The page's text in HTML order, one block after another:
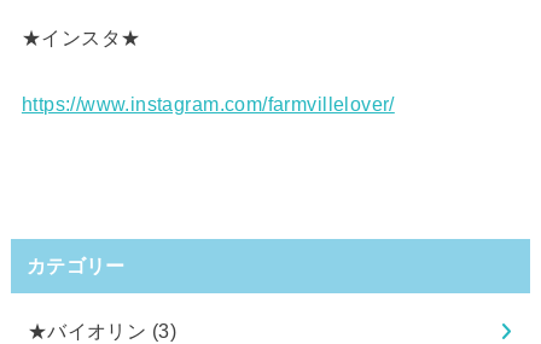
★インスタ★
https://www.instagram.com/farmvillelover/
カテゴリー
★バイオリン (3)